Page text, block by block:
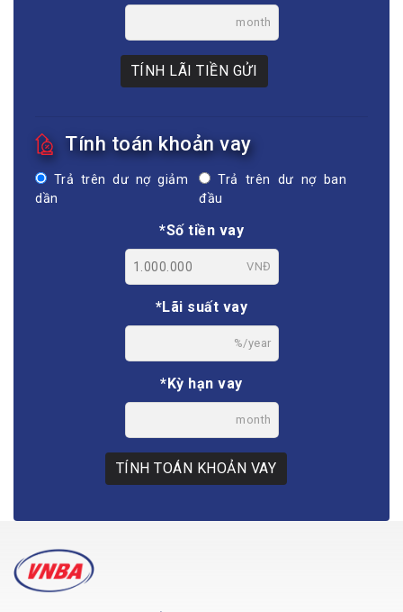
month
TÍNH LÃI TIỀN GỬI
Tính toán khoản vay
Trả trên dư nợ giảm
dần
Trả trên dư nợ ban
đầu
*Số tiền vay
VNĐ
*Lãi suất vay
%/year
*Kỳ hạn vay
month
TÍNH TOÁN KHOẢN VAY